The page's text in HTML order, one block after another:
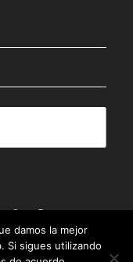
| Política de
damos la mejor
Si sigues utilizando